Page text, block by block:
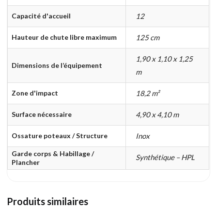
Capacité d'accueil 12
Hauteur de chute libre maximum 125 cm
Dimensions de l’équipement
1,90 x 1,10 x 1,25
m
Zone d'impact 18,2 m²
Surface nécessaire 4,90 x 4,10 m
Ossature poteaux / Structure Inox
Garde corps & Habillage /
Plancher
Synthétique – HPL
Produits similaires